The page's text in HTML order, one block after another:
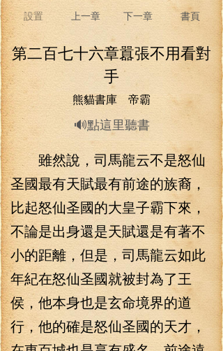
設置 上一章 下一章 書頁
第二百七十六章囂張不用看對
手
熊貓書庫 帝霸
🔊點這里聽書
雖然說，司馬龍云不是怒仙
圣國最有天賦最有前途的族裔，
比起怒仙圣國的大皇子霸下來，
不論是出身還是天賦還是有著不
小的距離，但是，司馬龍云如此
年紀在怒仙圣國就被封為了王
侯，他本身也是玄命境界的道
行，他的確是怒仙圣國的天才，